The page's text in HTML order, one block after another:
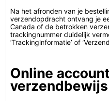
Na het afronden van je
verzendopdracht ontvang je
Canada of de betrokken
trackingnummer duidelijk
‘Trackinginformatie’ of
Online
verzendbewijs